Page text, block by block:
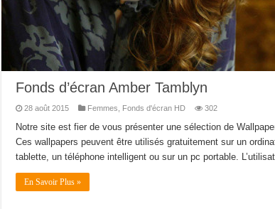
Fonds d’écran Amber Tamblyn
28 août 2015 Femmes Fonds d'écran HD 302
Notre site est fier de vous présenter une sélection de
Ces wallpapers peuvent être utilisés gratuitement sur un
tablette, un téléphone intelligent ou sur un pc portable.
En Savoir Plus »